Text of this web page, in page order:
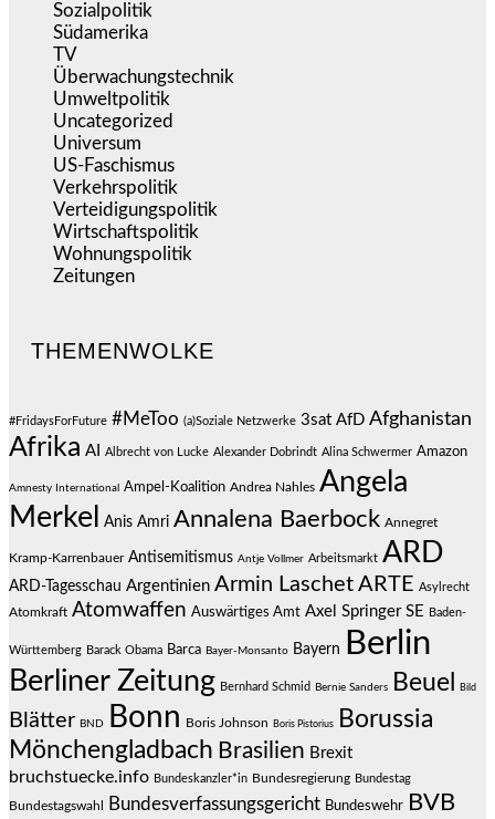
Sozialpolitik
Südamerika
TV
Überwachungstechnik
Umweltpolitik
Uncategorized
Universum
US-Faschismus
Verkehrspolitik
Verteidigungspolitik
Wirtschaftspolitik
Wohnungspolitik
Zeitungen
THEMENWOLKE
#FridaysForFuture #MeToo (a)Soziale Netzwerke 3sat AfD Afghanistan
Afrika AI Albrecht von Lucke Alexander Dobrindt Alina Schwermer Amazon
Amnesty International Ampel-Koalition Andrea Nahles Angela
Merkel
Anis Amri Annalena Baerbock Annegret
Kramp-Karrenbauer Antisemitismus Antje Vollmer Arbeitsmarkt ARD
ARD-Tagesschau Argentinien Armin Laschet ARTE Asylrecht
Atomkraft Atomwaffen Auswärtiges Amt Axel Springer SE Baden-
Württemberg Barack Obama Barca Bayer-Monsanto Bayern Berlin
Berliner Zeitung Bernhard Schmid Bernie Sanders Beuel Bild
Blätter BND Bonn Boris Johnson Boris Pistorius
Borussia
Mönchengladbach Brasilien Brexit
bruchstuecke.info Bundeskanzler*in Bundesregierung Bundestag
Bundestagswahl Bundesverfassungsgericht Bundeswehr BVB